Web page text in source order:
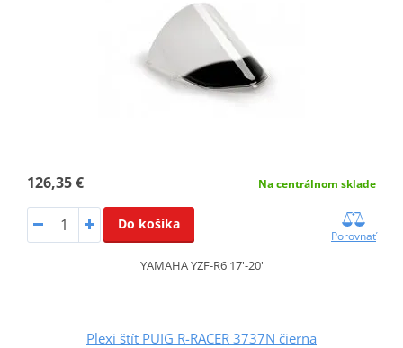
126,35 € Na centrálnom sklade
Do košíka
Porovnať
YAMAHA YZF-R6 17'-20'
Plexi štít PUIG R-RACER 3737N čierna